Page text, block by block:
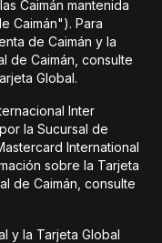
Caimán mantenida
Caimán"). Para
de Caimán y la
de Caimán, consulte
Global.
Inter
la Sucursal de
International
sobre la Tarjeta
de Caimán, consulte
y la Tarjeta Global